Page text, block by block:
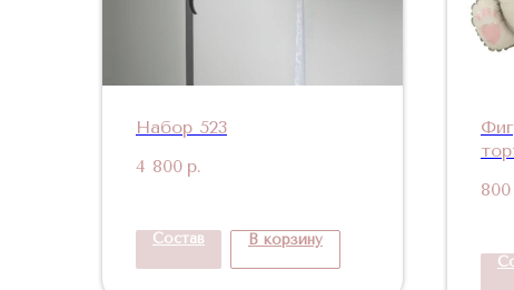
Набор 523
4 800 р.
Состав В корзину
800